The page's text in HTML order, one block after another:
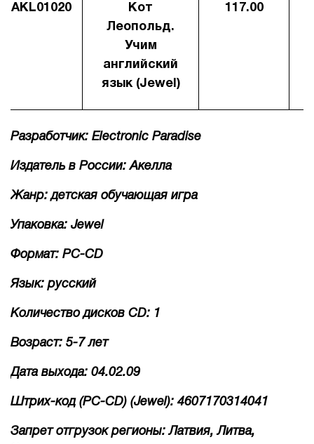
AKL01020
Кот
Леопольд.
Учим
английский
язык (Jewel)
117.00
Разработчик: Electronic Paradise
Издатель в России: Акелла
Жанр: детская обучающая игра
Упаковка: Jewel
Формат: PC-CD
Язык: русский
Количество дисков CD: 1
Возраст: 5-7 лет
Дата выхода: 04.02.09
Штрих-код (PC-CD) (Jewel): 4607170314041
Запрет отгрузок регионы: Латвия, Литва,